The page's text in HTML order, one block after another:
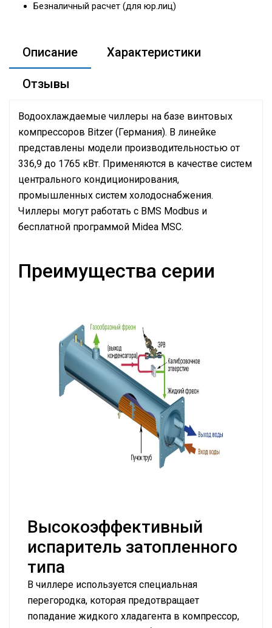
Безналичный расчет (для юр.лиц)
Описание Характеристики
Отзывы
Водоохлаждаемые чиллеры на базе винтовых
компрессоров Bitzer (Германия). В линейке
представлены модели производительностью от
336,9 до 1765 кВт. Применяются в качестве систем
центрального кондиционирования,
промышленных систем холодоснабжения.
Чиллеры могут работать с BMS Modbus и
бесплатной программой Midea MSC.
Преимущества серии
Высокоэффективный
испаритель затопленного
типа
В чиллере используется специальная
перегородка, которая предотвращает
попадание жидкого хладагента в компрессор,